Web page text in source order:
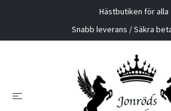
Hästbutiken för alla
Snabb leverans / Säkra